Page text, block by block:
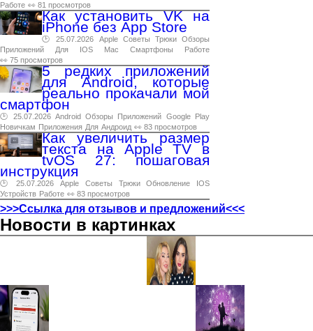
Работе 👀 81 просмотров
Как установить VK на
iPhone без App Store
🕑 25.07.2026 Apple Советы Трюки Обзоры
Приложений
Для IOS Mac Смартфоны
Работе
👀 75 просмотров
5 редких приложений
для Android, которые
реально прокачали мой
смартфон
🕑 25.07.2026 Android Обзоры Приложений Google
Play
Новичкам Приложения Для Андроид 👀 83 просмотров
Как увеличить размер
текста на Apple TV в
tvOS 27: пошаговая
инструкция
🕑 25.07.2026 Apple Советы Трюки Обновление
IOS
Устройств Работе 👀 83 просмотров
>>>Ссылка для отзывов и предложений<<<
Новости в картинках